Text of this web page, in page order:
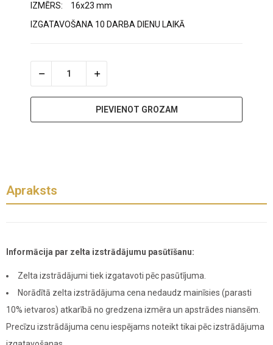
IZMĒRS:
16x23 mm
IZGATAVOŠANA 10 DARBA DIENU LAIKĀ
PIEVIENOT GROZAM
Apraksts
Informācija par zelta izstrādājumu pasūtīšanu:
Zelta izstrādājumi tiek izgatavoti pēc pasūtījuma.
Norādītā zelta izstrādājuma cena nedaudz mainīsies (parasti
10% ietvaros) atkarībā no gredzena izmēra un apstrādes niansēm.
Precīzu izstrādājuma cenu iespējams noteikt tikai pēc izstrādājuma